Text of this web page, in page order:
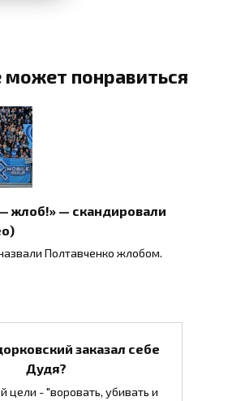
понравиться
жлоб!» — скандировали
Полтавченко жлобом.
заказал себе
Дудя?
цели - "воровать, убивать и